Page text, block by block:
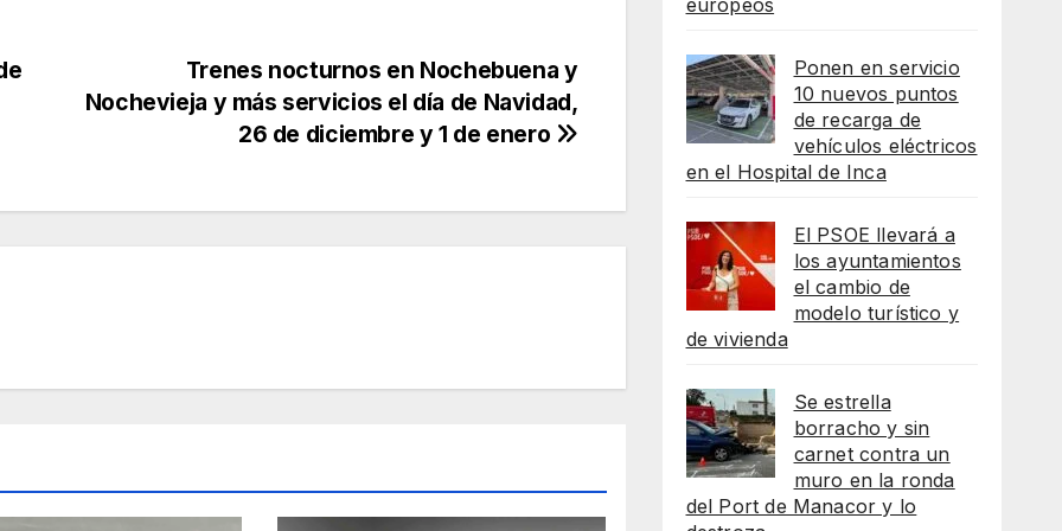
Trenes nocturnos en Nochebuena y
Nochevieja y más servicios el día de Navidad,
26 de diciembre y 1 de enero
Ponen en servicio
10 nuevos puntos
de recarga de
vehículos eléctricos
en el Hospital de Inca
El PSOE llevará a
los ayuntamientos
el cambio de
modelo turístico y
de vivienda
Se estrella
borracho y sin
carnet contra un
muro en la ronda
del Port de Manacor y lo